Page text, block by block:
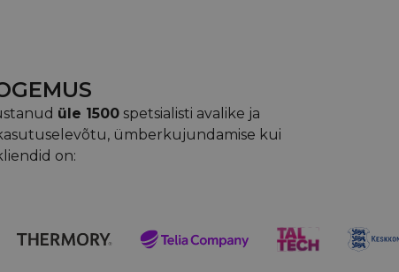
üle 1500 spetsialisti avalike ja
ümberkujundamise kui
on: